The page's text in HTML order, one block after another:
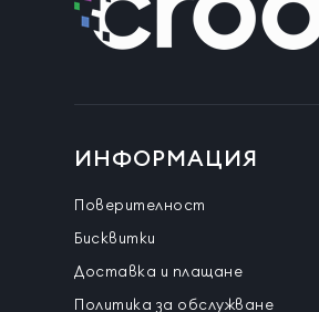
ИНФОРМАЦИЯ
Поверителност
Бисквитки
Доставка и плащане
Политика за обслужване